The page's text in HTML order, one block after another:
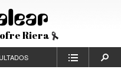
Riera